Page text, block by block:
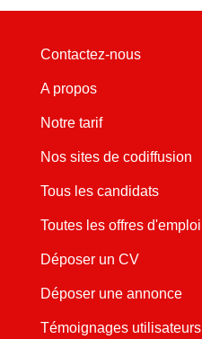
Contactez-nous
A propos
Notre tarif
Nos sites de codiffusion
Tous les candidats
Toutes les offres d'emploi
Déposer un CV
Déposer une annonce
Témoignages utilisateurs